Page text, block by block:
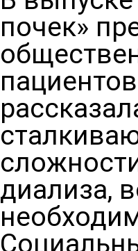
почек»
диализа,